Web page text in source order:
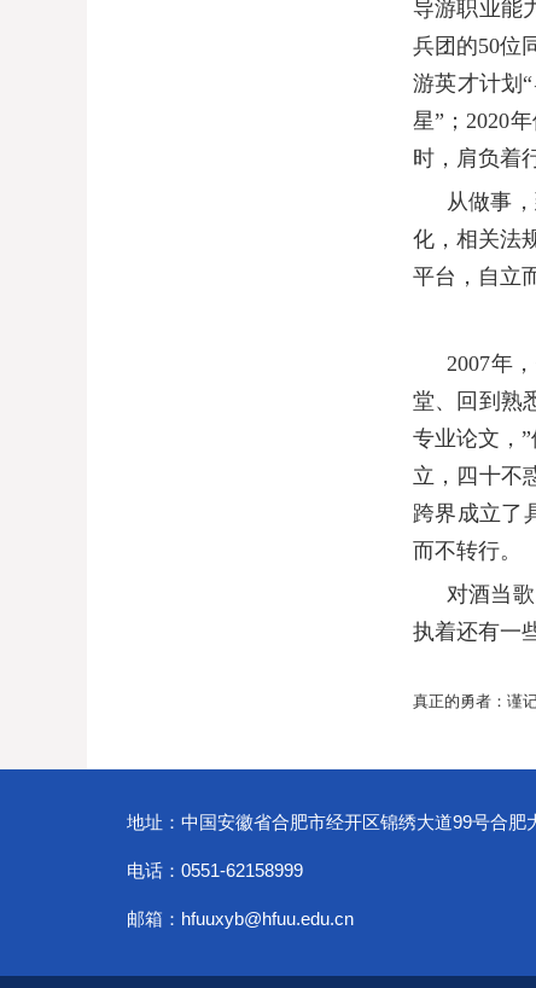
导游职业能
兵团的50位
游英才计划
星”；2020
时，肩负着
从做事
化，相关法
平台，自立
2007年
堂、回到熟
专业论文，
立，四十不
跨界成立了
而不转行。
对酒当
执着还有一
真正的勇者：谨
地址：中国安徽省合肥市经开区锦绣大道99号合肥
电话：0551-62158999
邮箱：hfuuxyb@hfuu.edu.cn